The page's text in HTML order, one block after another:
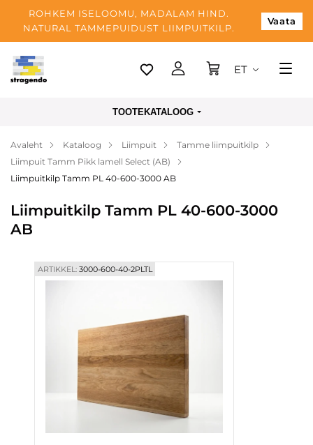
ROHKEM ISELOOMU, MADALAM HIND.
NATURAL TAMMEPUIDUST LIIMPUITKILP.
Vaata
Tallinn
Makse
Meist
Kontaktid
ET
TOOTEKATALOOG
Avaleht Kataloog Liimpuit
Tamme liimpuitkilp
Liimpuit Tamm Pikk lamell Select (AB)
Liimpuitkilp Tamm PL 40-600-3000 AB
Liimpuitkilp Tamm PL 40-600-3000
AB
ARTIKKEL:3000-600-40-2PLTL